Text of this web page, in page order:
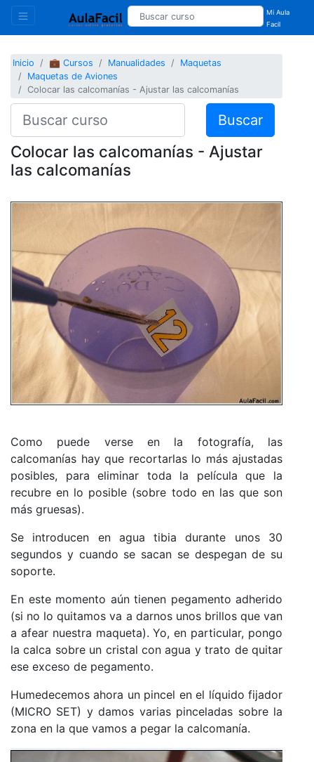
Mi Aula
Facil
Inicio 💼 Cursos Manualidades
Maquetas
Maquetas de Aviones
Colocar las calcomanías - Ajustar las calcomanías
Buscar
Colocar las calcomanías - Ajustar
las calcomanías
Como puede verse en la fotografía, las
calcomanías hay que recortarlas lo más ajustadas
posibles, para eliminar toda la película que la
recubre en lo posible (sobre todo en las que son
más gruesas).
Se introducen en agua tibia durante unos 30
segundos y cuando se sacan se despegan de su
soporte.
En este momento aún tienen pegamento adherido
(si no lo quitamos va a darnos unos brillos que van
a afear nuestra maqueta). Yo, en particular, pongo
la calca sobre un cristal con agua y trato de quitar
ese exceso de pegamento.
Humedecemos ahora un pincel en el líquido fijador
(MICRO SET) y damos varias pinceladas sobre la
zona en la que vamos a pegar la calcomanía.